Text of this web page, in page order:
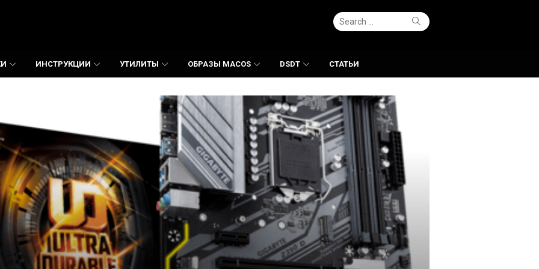
Search
for:
Search
ИНСТРУКЦИИ УТИЛИТЫ ОБРАЗЫ MACOS DSDT СТАТЬИ